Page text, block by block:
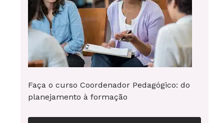
Valorizando os saberes da família: visitas
de educadores à casa dos alunos diminuiu
a evasão e melhorou a aprendizagem. Foto:
Gustavo Moura
Faça o curso Coordenador Pedagógico: do
planejamento à formação